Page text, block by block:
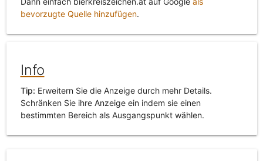
bevorzugte Quelle hinzufügen.
Info
Tip: Erweitern Sie die Anzeige durch mehr Details.
Schränken Sie ihre Anzeige ein indem sie einen
bestimmten Bereich als Ausgangspunkt wählen.